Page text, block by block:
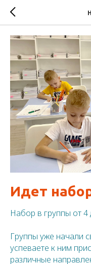
Идет
Набор в группы от 4
Группы уже начали
успеваете к ним
различные